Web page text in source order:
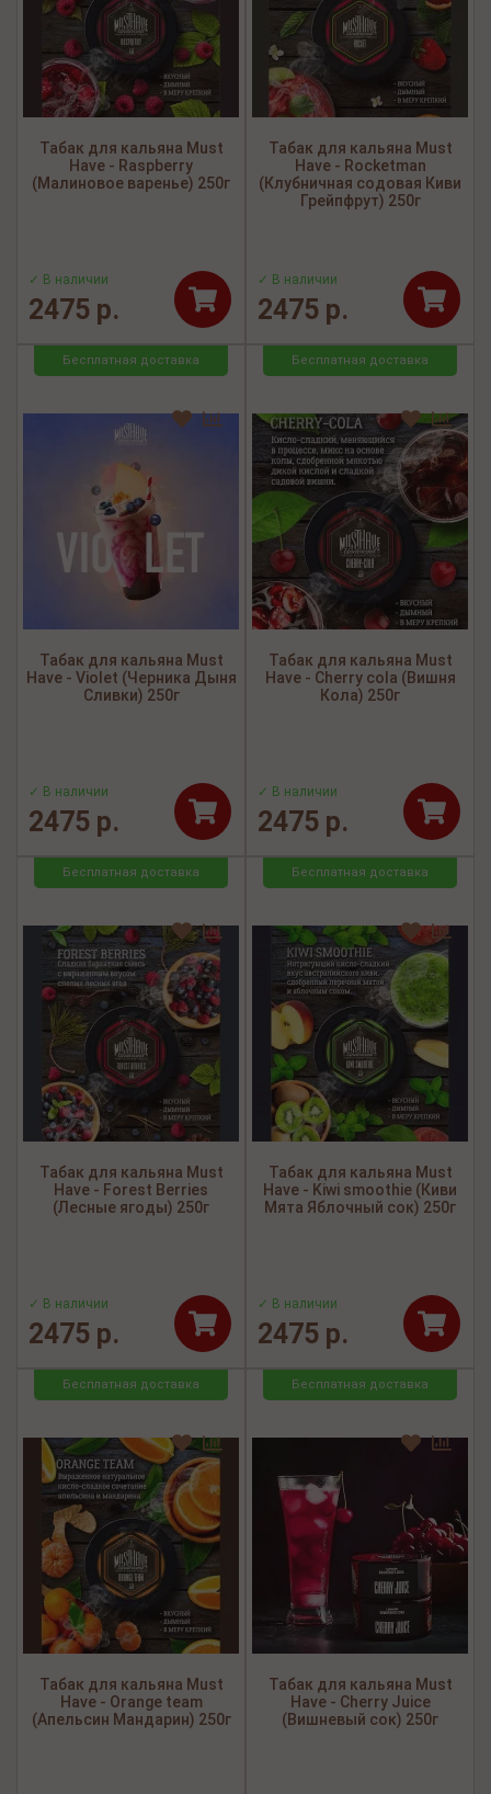
Табак для кальяна Must
Have - Raspberry
(Малиновое варенье) 250г
✓ В наличии
2475 р.
Табак для кальяна Must
Have - Rocketman
(Клубничная содовая Киви
Грейпфрут) 250г
✓ В наличии
2475 р.
Бесплатная доставка
Табак для кальяна Must
Have - Violet (Черника Дыня
Сливки) 250г
✓ В наличии
2475 р.
Бесплатная доставка
Табак для кальяна Must
Have - Cherry cola (Вишня
Кола) 250г
✓ В наличии
2475 р.
Бесплатная доставка
Табак для кальяна Must
Have - Forest Berries
(Лесные ягоды) 250г
✓ В наличии
2475 р.
Бесплатная доставка
Табак для кальяна Must
Have - Kiwi smoothie (Киви
Мята Яблочный сок) 250г
✓ В наличии
2475 р.
Бесплатная доставка
Табак для кальяна Must
Have - Orange team
(Апельсин Мандарин) 250г
Бесплатная доставка
Табак для кальяна Must
Have - Cherry Juice
(Вишневый сок) 250г